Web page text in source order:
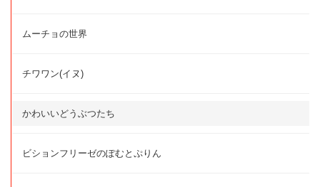
ムーチョの世界
チワワン(イヌ)
かわいいどうぶつたち
ビションフリーゼのぽむとぷりん